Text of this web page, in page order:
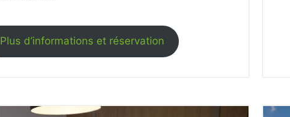
Plus d’informations et réservation